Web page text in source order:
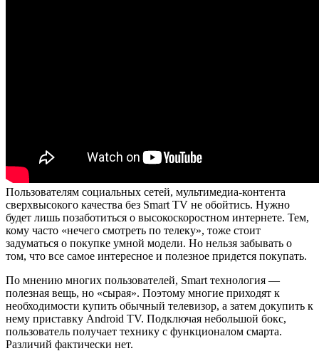
Пользователям социальных сетей, мультимедиа-контента
сверхвысокого качества без Smart TV не обойтись. Нужно
будет лишь позаботиться о высокоскоростном интернете. Тем,
кому часто «нечего смотреть по телеку», тоже стоит
задуматься о покупке умной модели. Но нельзя забывать о
том, что все самое интересное и полезное придется покупать.
По мнению многих пользователей, Smart технология —
полезная вещь, но «сырая». Поэтому многие приходят к
необходимости купить обычный телевизор, а затем докупить к
нему приставку Android TV. Подключая небольшой бокс,
пользователь получает технику с функционалом смарта.
Различий фактически нет.